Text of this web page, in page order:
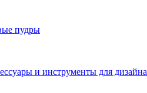
пудры
и инструменты для дизайна